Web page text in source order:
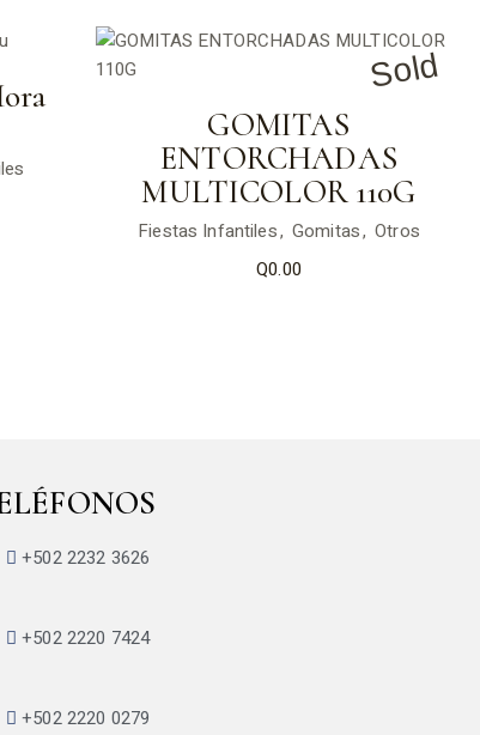
Sold
GOMITAS
ENTORCHADAS
MULTICOLOR 110G
Fiestas Infantiles Gomitas Otros
Q0.00
+502 2232 3626
+502 2220 7424
+502 2220 0279